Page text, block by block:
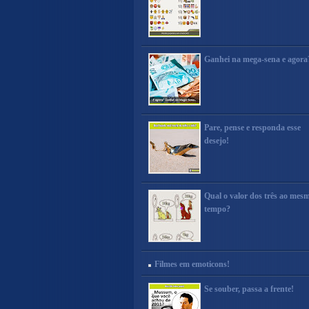
Ganhei na mega-sena e
Pare, pense e responda esse
desejo!
Qual o valor dos três ao
tempo?
Filmes em emoticons!
Se souber, passa a frente!